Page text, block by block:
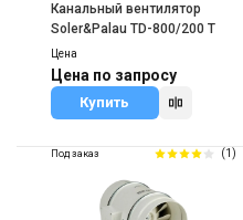
Канальный вентилятор
Soler&Palau TD-800/200 T
Цена
Цена по запросу
Купить
Под заказ (1)